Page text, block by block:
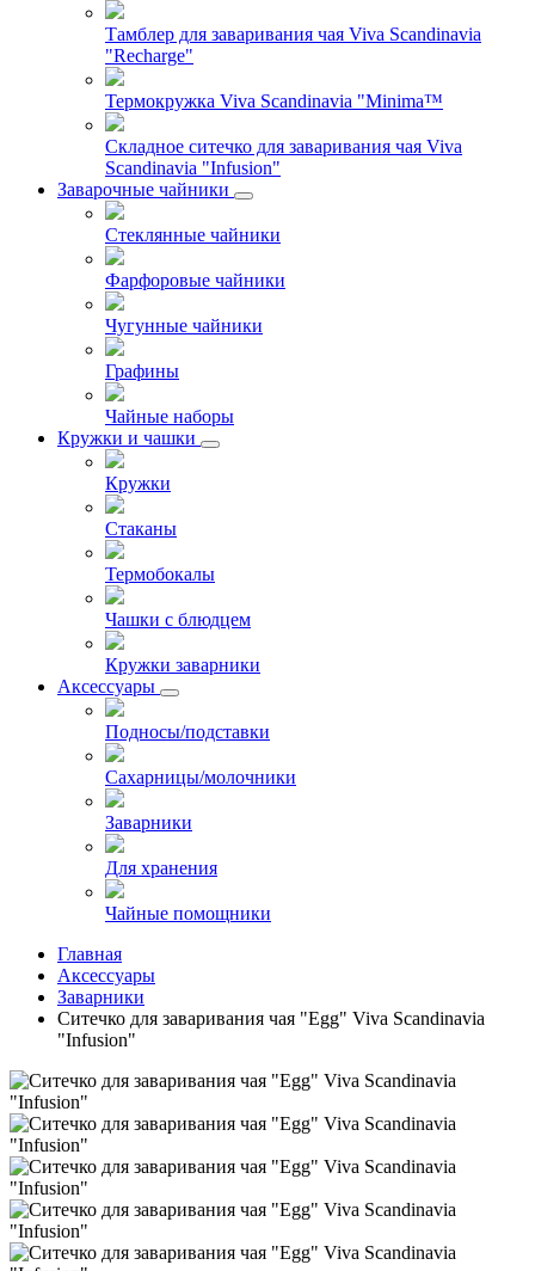
Тамблер для заваривания чая Viva Scandinavia
"Recharge"
Термокружка Viva Scandinavia "Minima™
Складное ситечко для заваривания чая Viva
Scandinavia "Infusion"
Заварочные чайники
Стеклянные чайники
Фарфоровые чайники
Чугунные чайники
Графины
Чайные наборы
Кружки и чашки
Кружки
Стаканы
Термобокалы
Чашки с блюдцем
Кружки заварники
Аксессуары
Подносы/подставки
Сахарницы/молочники
Заварники
Для хранения
Чайные помощники
Главная
Аксессуары
Заварники
Cитечко для заваривания чая "Egg" Viva Scandinavia
"Infusion"